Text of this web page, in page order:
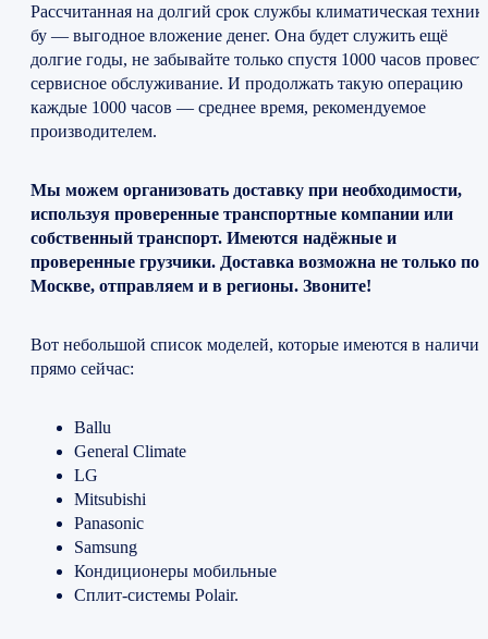
Рассчитанная на долгий срок службы климатическая
бу — выгодное вложение денег. Она будет служить ещё
долгие годы, не забывайте только спустя 1000 часов
сервисное обслуживание. И продолжать такую операцию
каждые 1000 часов — среднее время, рекомендуемое
производителем.
Мы можем организовать доставку при необходимости,
используя проверенные транспортные компании или
собственный транспорт. Имеются надёжные и
проверенные грузчики. Доставка возможна не только по
Москве, отправляем и в регионы. Звоните!
Вот небольшой список моделей, которые имеются в наличии
прямо сейчас:
Ballu
General Climate
LG
Mitsubishi
Panasonic
Samsung
Кондиционеры мобильные
Сплит-системы Polair.